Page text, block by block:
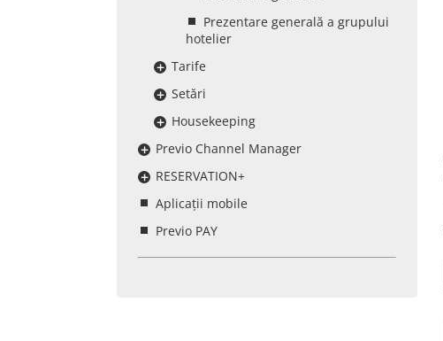
Prezentare generală a grupului
hotelier
Tarife
Setări
Housekeeping
Previo Channel Manager
RESERVATION+
Aplicații mobile
Previo PAY